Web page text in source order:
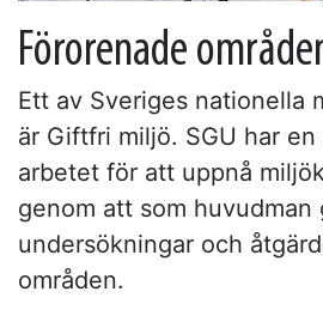
Förorenade
Ett av Sveriges nationella
är Giftfri miljö. SGU har
arbetet för att uppnå
genom att som huvudman
undersökningar och
områden.